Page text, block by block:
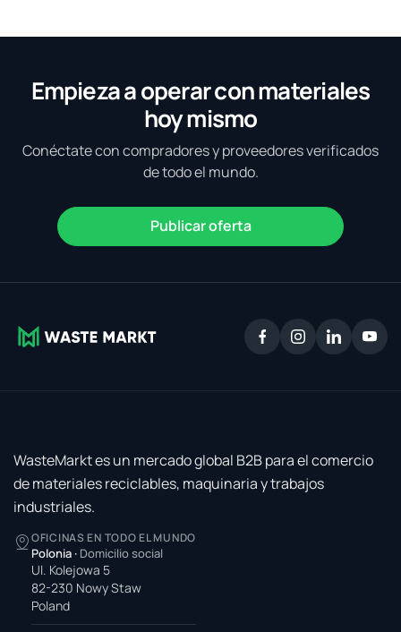
Empieza a operar con materiales
hoy mismo
Conéctate con compradores y proveedores verificados
de todo el mundo.
Publicar oferta
WasteMarkt es un mercado global B2B para el comercio
de materiales reciclables, maquinaria y trabajos
industriales.
OFICINAS EN TODO EL MUNDO
Polonia · Domicilio social
Ul. Kolejowa 5
82-230 Nowy Staw
Poland